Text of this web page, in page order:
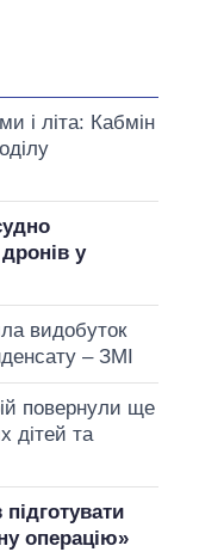
і літа: Кабмін
у
видобуток
– ЗМІ
повернули ще
дітей та
операцію»